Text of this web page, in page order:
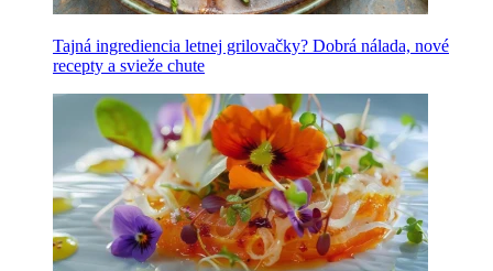
Tajná ingrediencia letnej grilovačky? Dobrá nálada, nové
recepty a svieže chute